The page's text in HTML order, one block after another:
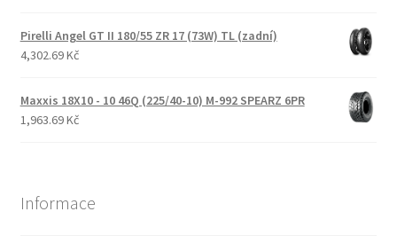
Pirelli Angel GT II 180/55 ZR 17 (73W) TL (zadní)
4,302.69 Kč
Maxxis 18X10 - 10 46Q (225/40-10) M-992 SPEARZ 6PR
1,963.69 Kč
Informace